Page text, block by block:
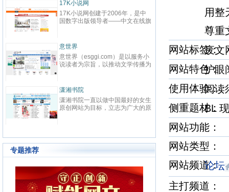
17K小说网
17K小说网创建于2006年，是中
国数字出版领导者——中文在线旗
代码：300364）2000年成立于清
华大学，为中国数字出版的开创者
之一，也是全球最大的中文数字出
版机构之一，于2015年1月21日
力于成为全球领先的中文数字出版
机构。作为旗下网站，17K小说网
以“让每个人都享受创作的乐趣”为
使命，以“成就与共赢”为价值观，
500余家，日均访问量3000W。
意世界
意世界（esggi.com）是以服务小
说读者为宗旨，以推动文学传播为
小说和网站建造对外的展示窗口，
而诞生的新模式垂直综合平台。严
选优质和潜力小说网站，用全面及
时、见地独到的资讯信息，贴合需
潇湘书院
潇湘书院一直以做中国最好的女生
原创网站为目标，立志为广大的原
成为女性原创作者群体以及读者群
专题推荐
用整
尊
网站标签
废
网站特色
护
使用体验
阅
侧重题材
BL
网站功能：
网站类型：
网站频道
论坛
主打频道